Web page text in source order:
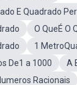
E Quadrado
O QueÉ O
1
De1 a 1000
A
Racionais